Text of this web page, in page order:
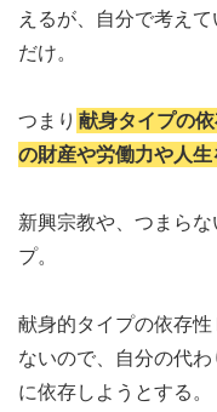
えるが、自分で考え
だけ。
つまり 献身タイプの
の財産や労働力や人
新興宗教や、つまら
プ。
献身的タイプの依存
ないので、自分の代
に依存しようとする。